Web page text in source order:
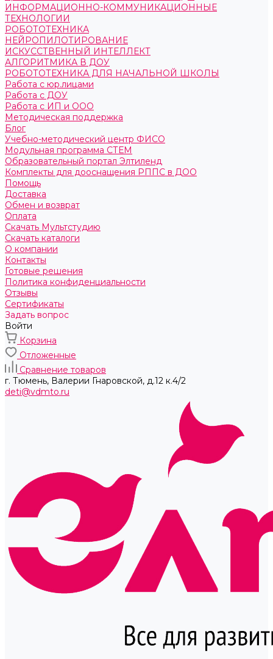
ИНФОРМАЦИОННО-КОММУНИКАЦИОННЫЕ
ТЕХНОЛОГИИ
РОБОТОТЕХНИКА
НЕЙРОПИЛОТИРОВАНИЕ
ИСКУССТВЕННЫЙ ИНТЕЛЛЕКТ
АЛГОРИТМИКА В ДОУ
РОБОТОТЕХНИКА ДЛЯ НАЧАЛЬНОЙ ШКОЛЫ
Работа с юр.лицами
Работа с ДОУ
Работа с ИП и ООО
Методическая поддержка
Блог
Учебно-методический центр ФИСО
Модульная программа СТЕМ
Образовательный портал Элтиленд
Комплекты для дооснащения РППС в ДОО
Помощь
Доставка
Обмен и возврат
Оплата
Скачать Мультстудию
Скачать каталоги
О компании
Контакты
Готовые решения
Политика конфиденциальности
Отзывы
Сертификаты
Задать вопрос
Войти
Корзина
Отложенные
Сравнение товаров
г. Тюмень, ​Валерии Гнаровской, д.12 к.4/2
deti@vdmto.ru